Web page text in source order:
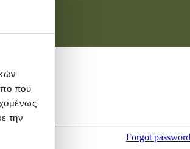
που
την
Forgot